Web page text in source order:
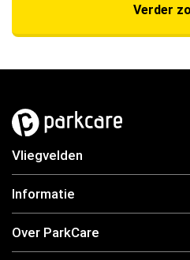
Verder
Vliegvelden
Informatie
Over ParkCare